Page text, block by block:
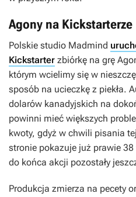
Agony na Kickstarterze
Polskie studio Madmind
Kickstarter zbiórkę na grę
którym wcielimy się w
sposób na ucieczkę z piekła.
dolarów kanadyjskich na
powinni mieć większych
kwoty, gdyż w chwili pisania
stronie pokazuje już prawie
do końca akcji pozostały
Produkcja zmierza na pecety